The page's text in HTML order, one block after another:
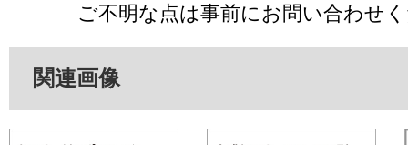
ご不明な点は事前にお問い合わせ
関連画像